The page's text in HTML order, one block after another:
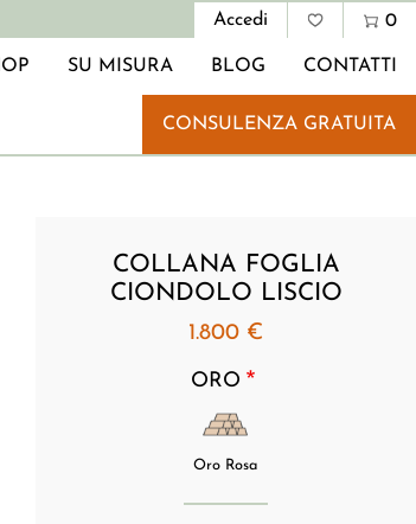
Menu
Accedi 0
SU MISURA BLOG CONTATTI
CONSULENZA GRATUITA
COLLANA FOGLIA
CIONDOLO LISCIO
1.800 €
ORO
Oro Rosa